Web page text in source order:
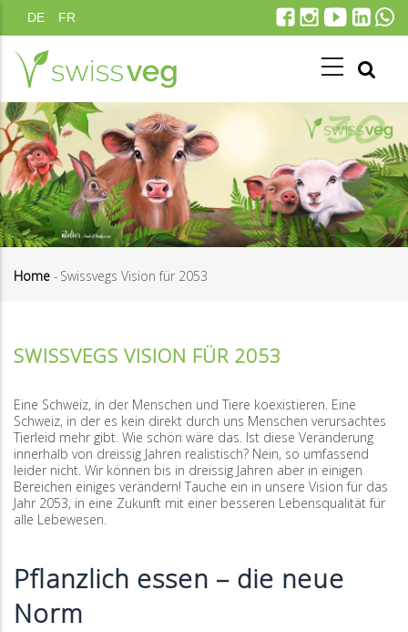
Direkt
zum
Inhalt
DE FR
Home - Swissvegs Vision für 2053
SWISSVEGS VISION FÜR 2053
Eine Schweiz, in der Menschen und Tiere koexistieren. Eine
Schweiz, in der es kein direkt durch uns Menschen verursachtes
Tierleid mehr gibt. Wie schön wäre das. Ist diese Veränderung
innerhalb von dreissig Jahren realistisch? Nein, so umfassend
leider nicht. Wir können bis in dreissig Jahren aber in einigen
Bereichen einiges verändern! Tauche ein in unsere Vision für das
Jahr 2053, in eine Zukunft mit einer besseren Lebensqualität für
alle Lebewesen.
Pflanzlich essen – die neue
Norm